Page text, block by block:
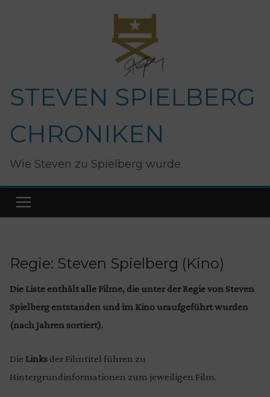
STEVEN SPIELBERG
CHRONIKEN
Wie Steven zu Spielberg wurde
Regie: Steven Spielberg (Kino)
Die Liste enthält alle Filme, die unter der Regie von Steven
Spielberg entstanden und im Kino uraufgeführt wurden
(nach Jahren sortiert).
Die Links der Filmtitel führen zu
Hintergrundinformationen zum jeweiligen Film.